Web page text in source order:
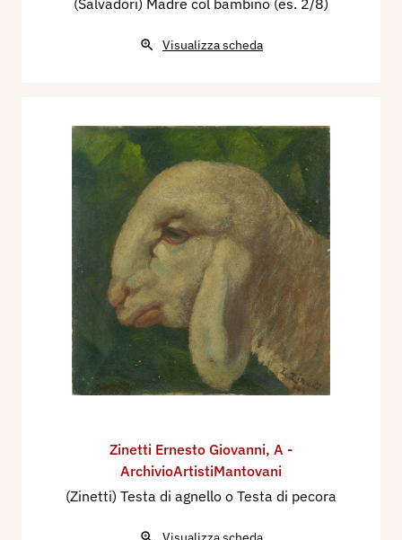
(Salvadori) Madre col bambino (es. 2/8)
Visualizza scheda
Zinetti Ernesto Giovanni, A -
ArchivioArtistiMantovani
(Zinetti) Testa di agnello o Testa di pecora